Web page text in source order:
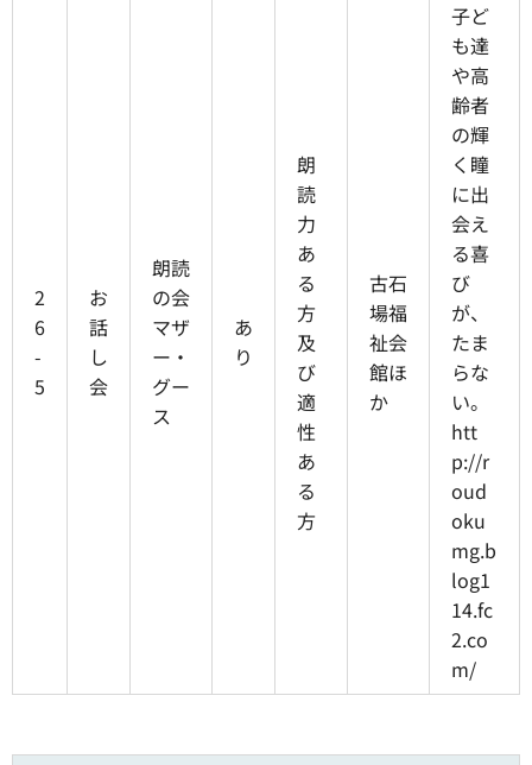
2
6
-
5
お
話
し
会
朗読
の会
マザ
ー・
グー
ス
あ
り
朗
読
力
あ
る
方
及
び
適
性
あ
る
方
古石
場福
祉会
館ほ
か
子ど
も達
や高
齢者
の輝
く瞳
に出
会え
る喜
び
が、
たま
らな
い。
htt
p://r
oud
oku
mg.b
log1
14.fc
2.co
m/